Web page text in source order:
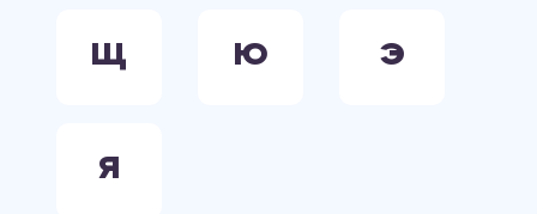
Щ Ю Э
Я